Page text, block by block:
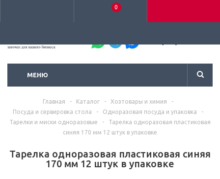
0
МЕНЮ
Главная - Каталог - Хозтовары и химия
-
Посуда и сервировка стола
- Одноразовая посуда и упаковка
-
Тарелки и миски одноразовые
-
Тарелка одноразовая пластиковая
синяя 170 мм 12 штук в упаковке
Тарелка одноразовая пластиковая синяя
170 мм 12 штук в упаковке